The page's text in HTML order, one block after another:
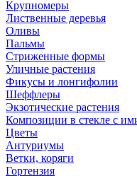
Крупномеры
Лиственные деревья
Оливы
Пальмы
Стриженные формы
Уличные растения
Фикусы и лонгифолии
Шеффлеры
Экзотические растения
Композиции в стекле с
Цветы
Антуриумы
Ветки, коряги
Гортензия